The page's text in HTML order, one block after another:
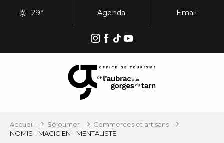
29° Agenda Email
Accueil Séjourner
Commerces et artisans
NOMIS - MAGICIEN - MENTALISTE